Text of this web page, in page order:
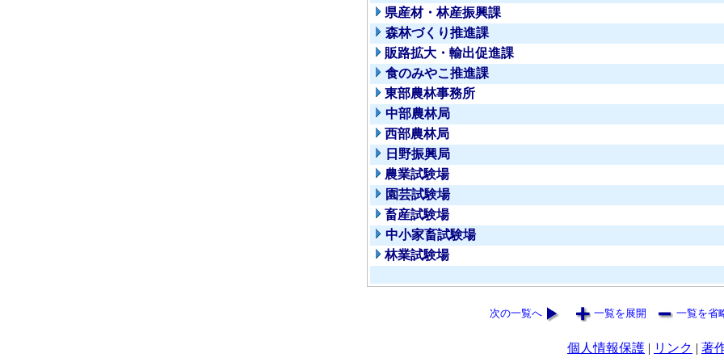
県産材・林産振興課
森林づくり推進課
販路拡大・輸出促進課
食のみやこ推進課
東部農林事務所
中部農林局
西部農林局
日野振興局
農業試験場
園芸試験場
畜産試験場
中小家畜試験場
林業試験場
次の一覧へ 一覧を展開 一覧を省
個人情報保護 | リンク | 著